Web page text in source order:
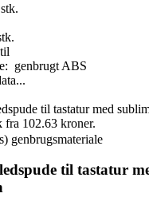
til
genbrugt ABS
genbrugsmateriale
til tastatur